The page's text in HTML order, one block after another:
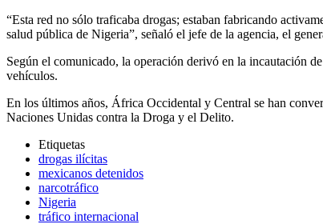
“Esta red no sólo traficaba drogas; estaban fabricando
salud pública de Nigeria”, señaló el jefe de la agencia, el
Según el comunicado, la operación derivó en la incautación
vehículos.
En los últimos años, África Occidental y Central se han
Naciones Unidas contra la Droga y el Delito.
Etiquetas
drogas ilícitas
mexicanos detenidos
narcotráfico
Nigeria
tráfico internacional